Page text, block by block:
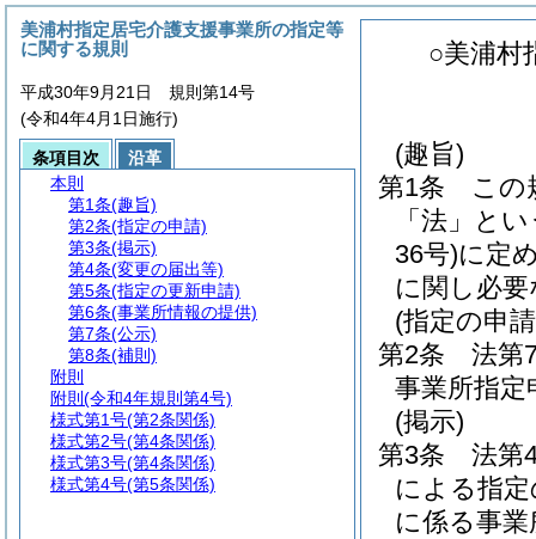
○美浦村
(趣旨)
第1条
この
「法」と
36号)に定
に関し必
(指定の申
第2条
法第
事業所指定
(掲示)
第3条
法第
による指
に係る事
美浦村指定居宅介護支援事業所の指定等
に関する規則
平成30年9月21日 規則第14号
(令和4年4月1日施行)
条項目次
沿革
本則
第1条(趣旨)
第2条(指定の申請)
第3条(掲示)
第4条(変更の届出等)
第5条(指定の更新申請)
第6条(事業所情報の提供)
第7条(公示)
第8条(補則)
附則
附則 (令和4年規則第4号)
様式第1号(第2条関係)
様式第2号(第4条関係)
様式第3号(第4条関係)
様式第4号(第5条関係)